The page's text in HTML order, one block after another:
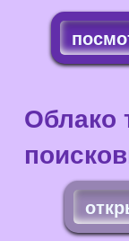
Облако